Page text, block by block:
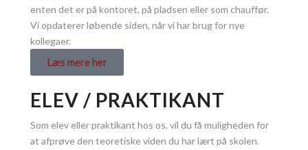
enten det er på kontoret, på pladsen eller som chauffør.
Vi opdaterer løbende siden, når vi har brug for nye
kollegaer.
Læs mere her
ELEV / PRAKTIKANT
Som elev eller praktikant hos os, vil du få muligheden for
at afprøve den teoretiske viden du har lært på skolen.